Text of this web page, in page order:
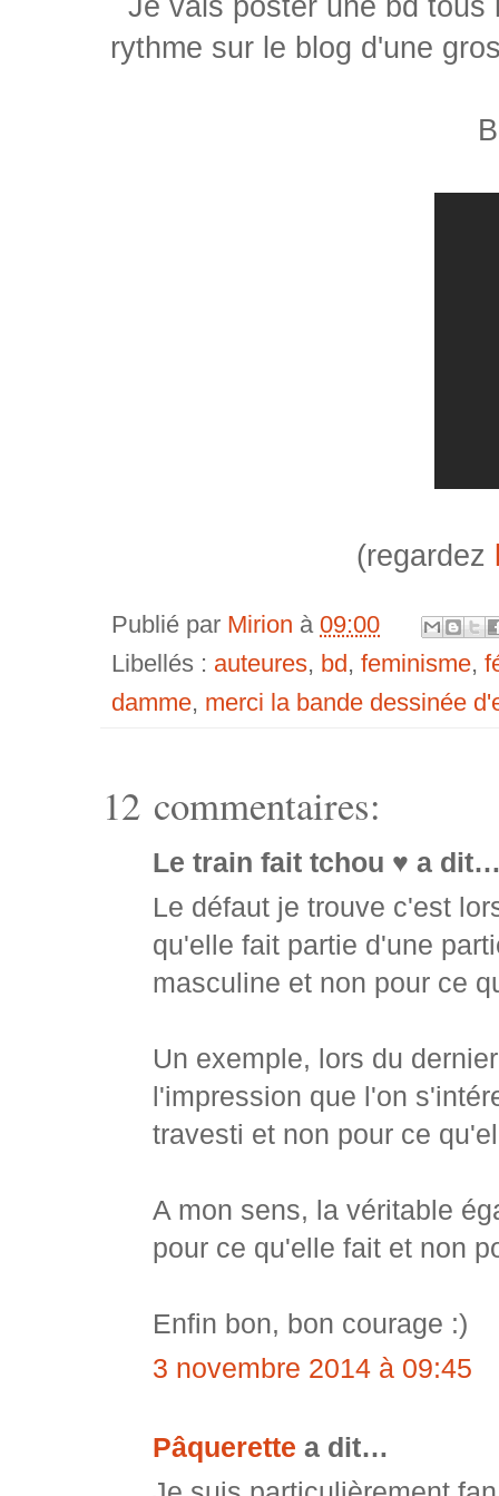
Je vais poster une bd
rythme sur le blog d'une
(regardez
Publié par Mirion à 09:00
Libellés : auteures, bd, feminisme,
damme, merci la bande dessinée
12 commentaires:
Le train fait tchou ♥ a
Le défaut je trouve c'est
qu'elle fait partie d'une
masculine et non pour ce
Un exemple, lors du
l'impression que l'on
travesti et non pour ce
A mon sens, la véritable
pour ce qu'elle fait et non
Enfin bon, bon courage :)
3 novembre 2014 à 09:45
Pâquerette a dit…